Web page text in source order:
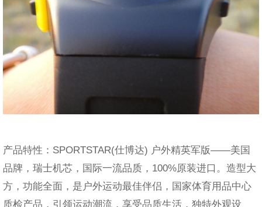
产品特性：SPORTSTAR(仕博达) 户外精英军版——美国
品牌，瑞士机芯，国际一流品质，100%原装进口。造型大
方，功能全面，是户外运动最佳伴侣，国家体育用品中心
质检产品，引领运动潮流，享受品质生活，独特外观设